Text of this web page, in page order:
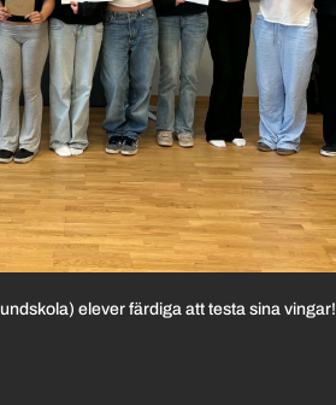
elever färdiga att testa sina vingar!